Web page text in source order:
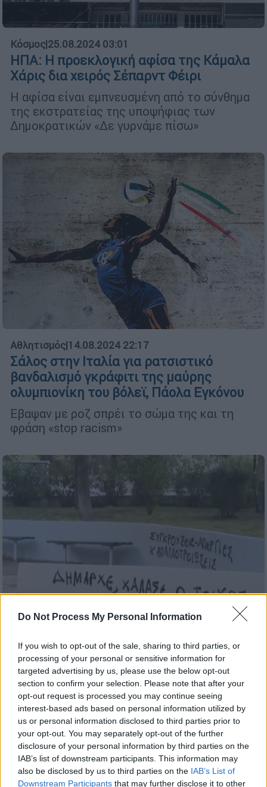
Do Not Process My Personal Information
If you wish to opt-out of the sale, sharing to third parties, or
processing of your personal or sensitive information for
targeted advertising by us, please use the below opt-out
section to confirm your selection. Please note that after your
opt-out request is processed you may continue seeing
interest-based ads based on personal information utilized by
us or personal information disclosed to third parties prior to
your opt-out. You may separately opt-out of the further
disclosure of your personal information by third parties on the
IAB’s list of downstream participants. This information may
also be disclosed by us to third parties on the IAB’s List of
Downstream Participants that may further disclose it to other
Κόσμος|25.08.2024 03:01
ΗΠΑ: Η προεκλογική αφίσα της Κάμαλα
Χάρις δια χειρός Σέπαρντ Φέιρι
Η αφίσα είναι εμπνευσμένη από το σύνθημα
της εκστρατείας της υποψήφιας των
Δημοκρατικών «Δε γυρνάμε πίσω»
Αθλητισμός|14.08.2024 22:17
Σάλος στην Ιταλία για ρατσιστικό
βανδαλισμό γκράφιτι της μαύρης
ολυμπιονίκη του βόλεϊ, Πάολα Εγκόνου
Εβαψαν με ροζ σπρέι το σώμα της και τη
φράση «stop racism»
Ελλάδα|12.07.2024 08:51
«Δήμαρχε, χάλασε ο τοίχος» - Οι
γκραφιτάδες της Θεσσαλονίκης
ξαναβάφουν ό,τι καθαρίζει ο δήμος
Δεν τον άφησαν καθαρό ούτε 12 ώρες...